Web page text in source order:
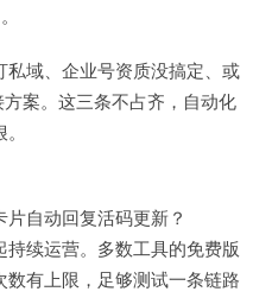
私域、企业号资质没搞定、或
案。这三条不占齐，自动化
自动回复活码更新？
续运营。多数工具的免费版
有上限，足够测试一条链路